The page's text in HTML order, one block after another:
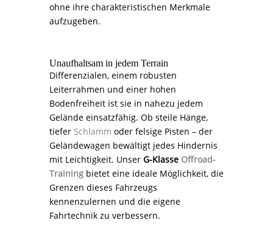
ohne ihre charakteristischen Merkmale
aufzugeben.
Unaufhaltsam in jedem Terrain
Differenzialen, einem robusten
Leiterrahmen und einer hohen
Bodenfreiheit ist sie in nahezu jedem
Gelände einsatzfähig. Ob steile Hänge,
tiefer Schlamm oder felsige Pisten – der
Geländewagen bewältigt jedes Hindernis
mit Leichtigkeit. Unser G-Klasse Offroad-
Trainingbietet eine ideale Möglichkeit, die
Grenzen dieses Fahrzeugs
kennenzulernen und die eigene
Fahrtechnik zu verbessern.